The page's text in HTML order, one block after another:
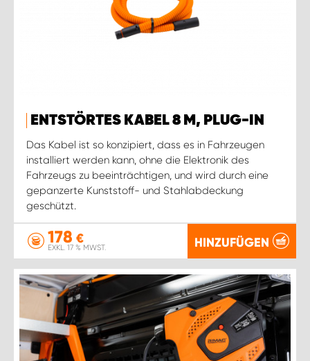
ENTSTÖRTES KABEL 8 M, PLUG-IN
Das Kabel ist so konzipiert, dass es in Fahrzeugen
installiert werden kann, ohne die Elektronik des
Fahrzeugs zu beeinträchtigen, und wird durch eine
gepanzerte Kunststoff- und Stahlabdeckung
geschützt.
178 €
EXKL. 17 % MWST. HINZUFÜGEN